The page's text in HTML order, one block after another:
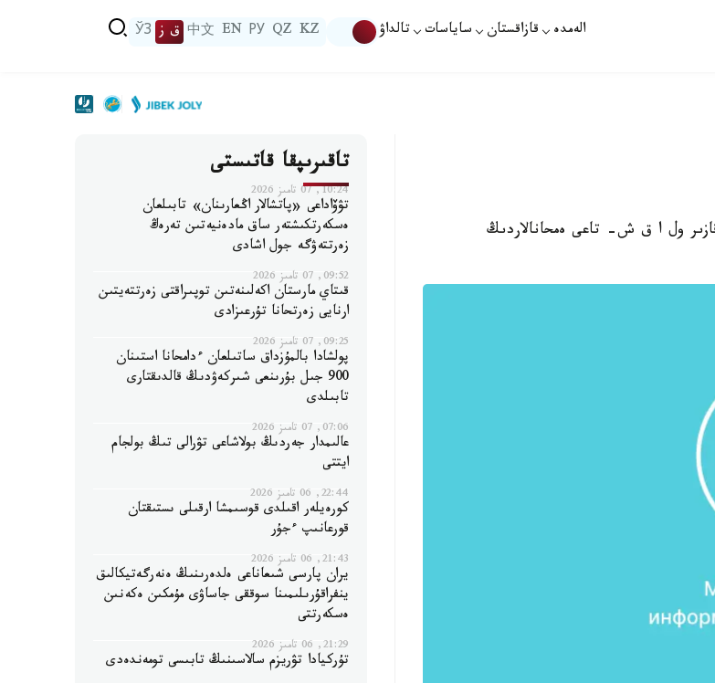
الەمدە قازاقستان ساياسات تالداۋ KZ
QZ
РУ
EN
中文 ق ز ЎЗ
ول ا ق ش- تاعى ەمحانالاردىڭ
تاقىرىپقا قاتىستى
10:24, 07 تامىز 2026
تۋۆاداعى «پاتشالار اڭعارىنان» تابىلعان
ەسكەرتكىشتەر ساق مادەنيەتىن تەرەڭ
زەرتتەۋگە جول اشادى
09:52, 07 تامىز 2026
قىتاي مارستان اكەلىنەتىن توپىراقتى زەرتتەيتىن
ارنايى زەرتحانا تۇرعىزادى
09:25, 07 تامىز 2026
پولشادا بالمۇزداق ساتىلعان ءدامحانا استىنان
900 جىل بۇرىنعى شىركەۋدىڭ قالدىقتارى
تابىلدى
07:06, 07 تامىز 2026
عالىمدار جەردىڭ بولاشاعى تۋرالى تىڭ بولجام
ايتتى
22:44, 06 تامىز 2026
كورەيلەر اقىلدى قوسىمشا ارقىلى ىستىقتان
قورعانىپ ءجۇر
21:43, 06 تامىز 2026
يران پارسى شىعاناعى ەلدەرىنىڭ ەنەرگەتيكالىق
ينفراقۇرىلىمىنا سوققى جاساۋى مۇمكىن ەكەنىن
ەسكەرتتى
21:29, 06 تامىز 2026
تۇركيادا تۋريزم سالاسىنىڭ تابىسى تومەندەدى